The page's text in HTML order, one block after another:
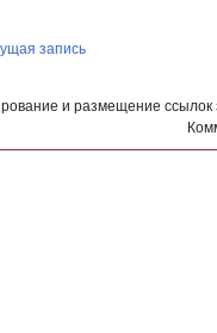
запись
и размещение